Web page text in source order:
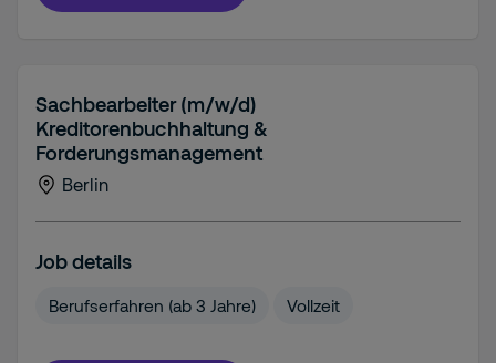
Sachbearbeiter (m/w/d)
Kreditorenbuchhaltung &
Forderungsmanagement
Berlin
Job details
Berufserfahren (ab 3 Jahre) Vollzeit